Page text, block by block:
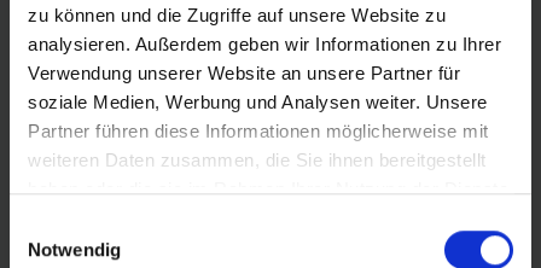
zu können und die Zugriffe auf unsere Website zu
analysieren. Außerdem geben wir Informationen zu Ihrer
Verwendung unserer Website an unsere Partner für
soziale Medien, Werbung und Analysen weiter. Unsere
Partner führen diese Informationen möglicherweise mit
weiteren Daten zusammen, die Sie ihnen bereitgestellt
haben oder die sie im Rahmen Ihrer Nutzung der Dienste
Notwendig
Schwalbe Standard Fahrradschlauch Nr. 15L. Für
Fahrradreifen in der Größe 28" Zoll (ETRTO 28→34-622,
28→32-630). Hält die Luft überdurchschnittlich lang.
Dank bester Materialgüte und gleichmäßiger
Wandstärke. Höchste Zuverlässigkeit, die sich